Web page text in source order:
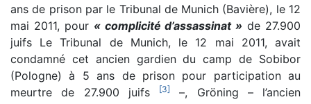
ans de prison par le Tribunal de Munich (Bavière), le 12
mai 2011, pour « complicité d’assassinat » de 27.900
juifs Le Tribunal de Munich, le 12 mai 2011, avait
condamné cet ancien gardien du camp de Sobibor
(Pologne) à 5 ans de prison pour participation au
meurtre de 27.900 juifs
[3]
–, Gröning – l’ancien